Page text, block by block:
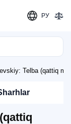
РУ
Telba (qattiq